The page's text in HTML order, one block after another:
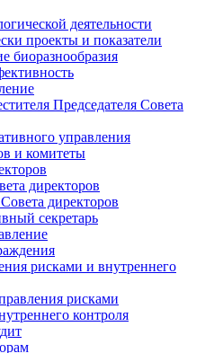
деятельности
проекты и показатели
биоразнообразия
Председателя Совета
управления
и комитеты
директоров
директоров
секретарь
рисками и внутреннего
рисками
контроля